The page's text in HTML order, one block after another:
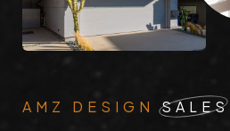
AMZ DESIGN
SALES